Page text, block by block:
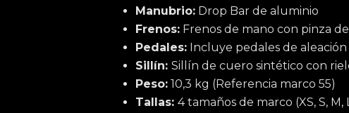
Manubrio: Drop Bar de aluminio
Frenos: Frenos de mano con pinza
Pedales: Incluye pedales de
Sillín: Sillín de cuero sintético con
Peso: 10,3 kg (Referencia marco 55)
Tallas: 4 tamaños de marco (XS, S, M,